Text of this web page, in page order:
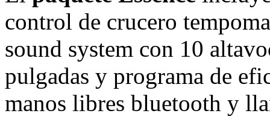
control de crucero
sound system con 10
pulgadas y programa de
manos libres bluetooth y